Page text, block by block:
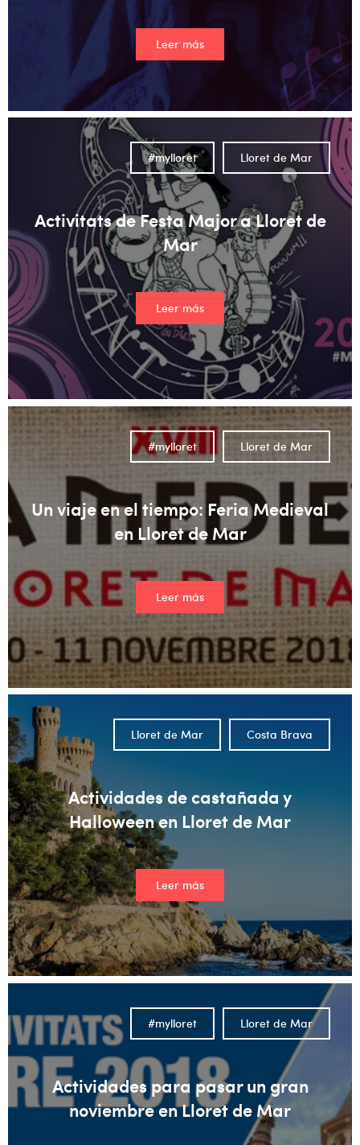
Leer más
Activitats de Festa Major a Lloret de
Mar
Leer más
Lloret de Mar
#mylloret
Un viaje en el tiempo: Feria Medieval
en Lloret de Mar
Leer más
Lloret de Mar
#mylloret
Actividades de castañada y
Halloween en Lloret de Mar
Leer más
Costa Brava
Lloret de Mar
Actividades para pasar un gran
noviembre en Lloret de Mar
Lloret de Mar
#mylloret